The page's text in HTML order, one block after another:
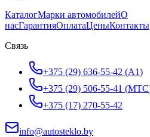
КаталогМарки автомобилейО
насГарантияОплатаЦеныКонтакты
Связь
+375 (29) 636-55-42 (A1)
+375 (29) 506-55-41 (МТС
+375 (17) 270-55-42
info@autosteklo.by